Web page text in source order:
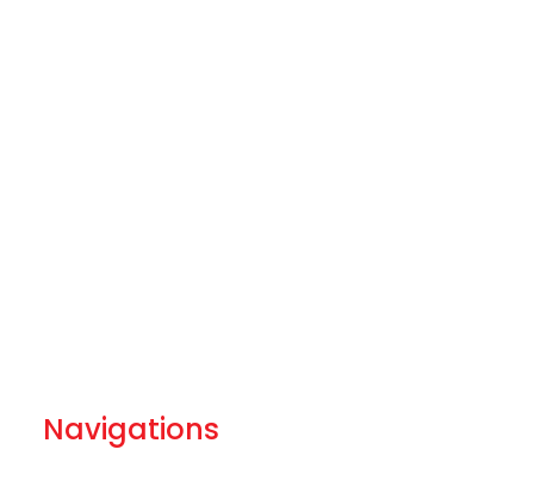
Navigations